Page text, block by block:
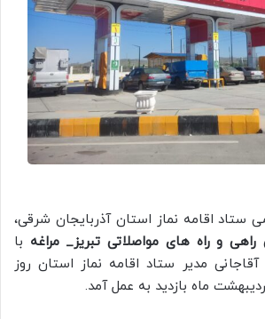
ستاد اقامه نماز استان آذربایجان شرقی،
راهی و راه های مواصلاتی تبریز_ مراغه با
مدیر ستاد اقامه نماز استان روز
ماه بازدید به عمل آمد.